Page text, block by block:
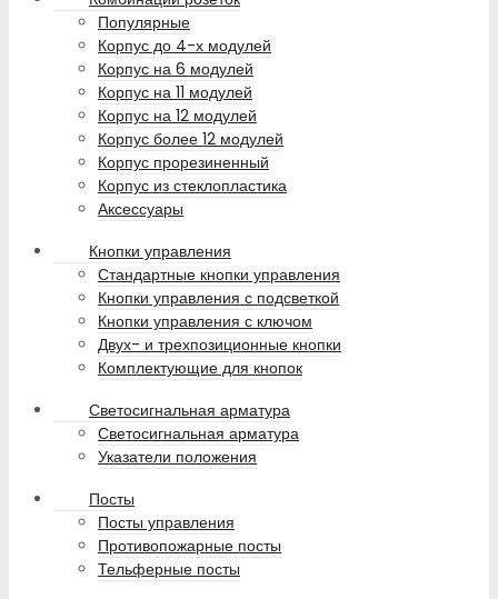
Популярные
Корпус до 4-х модулей
Корпус на 6 модулей
Корпус на 11 модулей
Корпус на 12 модулей
Корпус более 12 модулей
Корпус прорезиненный
Корпус из стеклопластика
Аксессуары
Кнопки управления
Стандартные кнопки управления
Кнопки управления с подсветкой
Кнопки управления с ключом
Двух- и трехпозиционные кнопки
Комплектующие для кнопок
Светосигнальная арматура
Светосигнальная арматура
Указатели положения
Посты
Посты управления
Противопожарные посты
Тельферные посты